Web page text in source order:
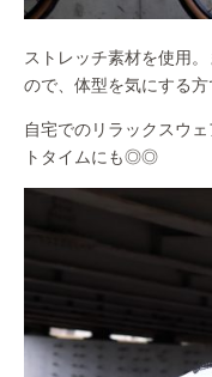
ストレッチ素材を使用
ので、体型を気にする方
自宅でのリラックスウ
トタイムにも◎◎